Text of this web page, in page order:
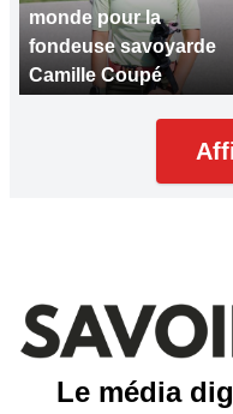
monde pour la
fondeuse savoyarde
Camille Coupé
Le média